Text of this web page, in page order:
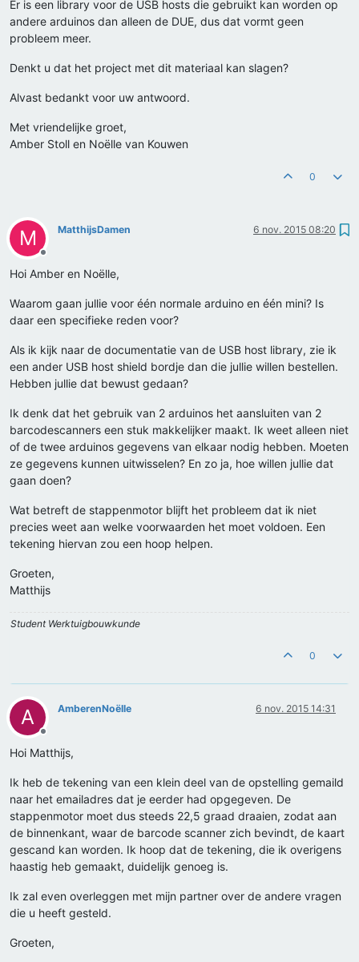
Er is een library voor de USB hosts die gebruikt kan worden op
andere arduinos dan alleen de DUE, dus dat vormt geen
probleem meer.
Denkt u dat het project met dit materiaal kan slagen?
Alvast bedankt voor uw antwoord.
Met vriendelijke groet,
Amber Stoll en Noëlle van Kouwen
0
M
Offline
MatthijsDamen 6 nov. 2015 08:20
Hoi Amber en Noëlle,
Waarom gaan jullie voor één normale arduino en één mini? Is
daar een specifieke reden voor?
Als ik kijk naar de documentatie van de USB host library, zie ik
een ander USB host shield bordje dan die jullie willen bestellen.
Hebben jullie dat bewust gedaan?
Ik denk dat het gebruik van 2 arduinos het aansluiten van 2
barcodescanners een stuk makkelijker maakt. Ik weet alleen niet
of de twee arduinos gegevens van elkaar nodig hebben. Moeten
ze gegevens kunnen uitwisselen? En zo ja, hoe willen jullie dat
gaan doen?
Wat betreft de stappenmotor blijft het probleem dat ik niet
precies weet aan welke voorwaarden het moet voldoen. Een
tekening hiervan zou een hoop helpen.
Groeten,
Matthijs
Student Werktuigbouwkunde
0
A
Offline
AmberenNoëlle 6 nov. 2015 14:31
Hoi Matthijs,
Ik heb de tekening van een klein deel van de opstelling gemaild
naar het emailadres dat je eerder had opgegeven. De
stappenmotor moet dus steeds 22,5 graad draaien, zodat aan
de binnenkant, waar de barcode scanner zich bevindt, de kaart
gescand kan worden. Ik hoop dat de tekening, die ik overigens
haastig heb gemaakt, duidelijk genoeg is.
Ik zal even overleggen met mijn partner over de andere vragen
die u heeft gesteld.
Groeten,